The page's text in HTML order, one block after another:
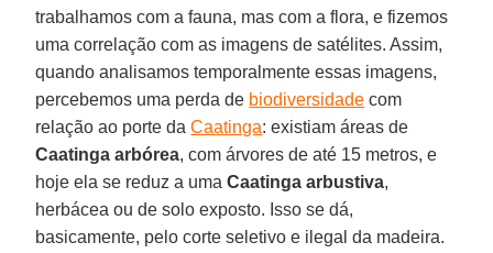
trabalhamos com a fauna, mas com a flora, e fizemos
uma correlação com as imagens de satélites. Assim,
quando analisamos temporalmente essas imagens,
percebemos uma perda de biodiversidade com
relação ao porte daCaatinga: existiam áreas de
Caatinga arbórea, com árvores de até 15 metros, e
hoje ela se reduz a umaCaatinga arbustiva,
herbácea ou de solo exposto. Isso se dá,
basicamente, pelo corte seletivo e ilegal da madeira.